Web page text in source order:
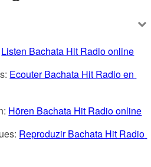
Listen Bachata Hit Radio online
Ecouter Bachata Hit Radio en
Hören Bachata Hit Radio online
Reproduzir Bachata Hit Radio